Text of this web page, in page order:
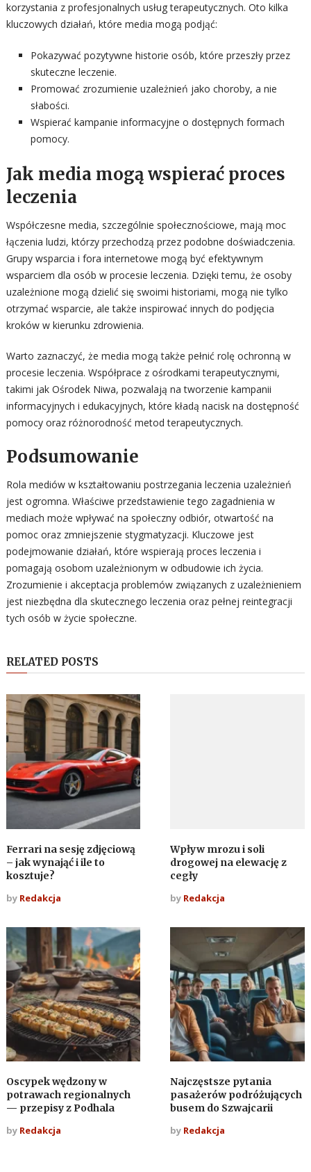
korzystania z profesjonalnych usług terapeutycznych. Oto kilka
kluczowych działań, które media mogą podjąć:
Pokazywać pozytywne historie osób, które przeszły przez
skuteczne leczenie.
Promować zrozumienie uzależnień jako choroby, a nie
słabości.
Wspierać kampanie informacyjne o dostępnych formach
pomocy.
Jak media mogą wspierać proces
leczenia
Współczesne media, szczególnie społecznościowe, mają moc
łączenia ludzi, którzy przechodzą przez podobne doświadczenia.
Grupy wsparcia i fora internetowe mogą być efektywnym
wsparciem dla osób w procesie leczenia. Dzięki temu, że osoby
uzależnione mogą dzielić się swoimi historiami, mogą nie tylko
otrzymać wsparcie, ale także inspirować innych do podjęcia
kroków w kierunku zdrowienia.
Warto zaznaczyć, że media mogą także pełnić rolę ochronną w
procesie leczenia. Współprace z ośrodkami terapeutycznymi,
takimi jak Ośrodek Niwa, pozwalają na tworzenie kampanii
informacyjnych i edukacyjnych, które kładą nacisk na dostępność
pomocy oraz różnorodność metod terapeutycznych.
Podsumowanie
Rola mediów w kształtowaniu postrzegania leczenia uzależnień
jest ogromna. Właściwe przedstawienie tego zagadnienia w
mediach może wpływać na społeczny odbiór, otwartość na
pomoc oraz zmniejszenie stygmatyzacji. Kluczowe jest
podejmowanie działań, które wspierają proces leczenia i
pomagają osobom uzależnionym w odbudowie ich życia.
Zrozumienie i akceptacja problemów związanych z uzależnieniem
jest niezbędna dla skutecznego leczenia oraz pełnej reintegracji
tych osób w życie społeczne.
RELATED POSTS
Ferrari na sesję zdjęciową
– jak wynająć i ile to
kosztuje?
by Redakcja
Wpływ mrozu i soli
drogowej na elewację z
cegły
by Redakcja
Oscypek wędzony w
potrawach regionalnych
— przepisy z Podhala
by Redakcja
Najczęstsze pytania
pasażerów podróżujących
busem do Szwajcarii
by Redakcja